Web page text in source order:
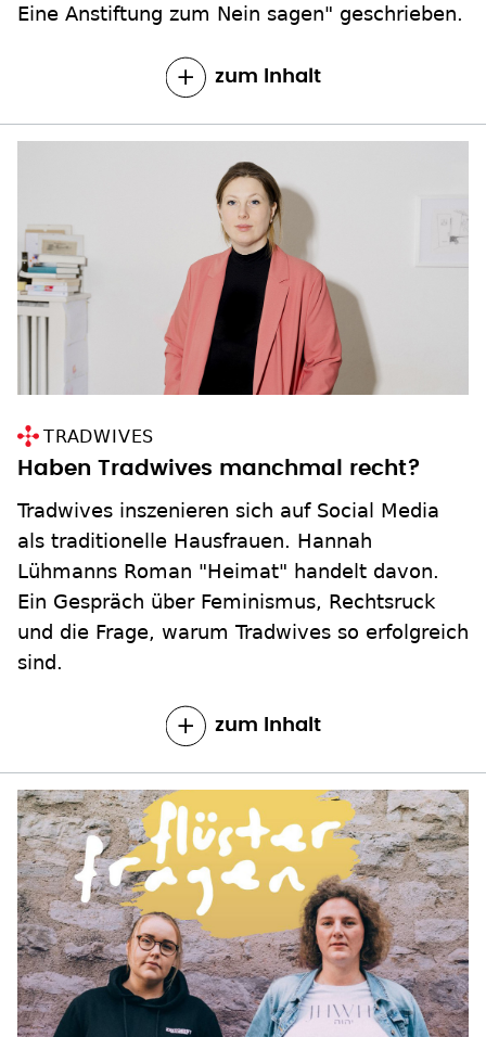
Eine Anstiftung zum Nein sagen" geschrieben.
zum Inhalt
TRADWIVES
Haben Tradwives manchmal recht?
Tradwives inszenieren sich auf Social Media
als traditionelle Hausfrauen. Hannah
Lühmanns Roman "Heimat" handelt davon.
Ein Gespräch über Feminismus, Rechtsruck
und die Frage, warum Tradwives so erfolgreich
sind.
zum Inhalt